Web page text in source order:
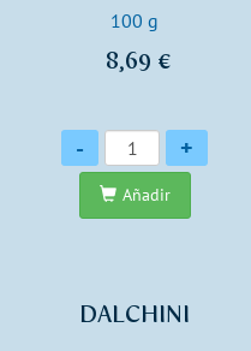
100 g
8,69 €
Cantidad
- +
Añadir
DALCHINI